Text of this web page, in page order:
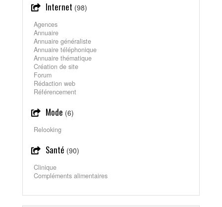
Internet (98)
Agences
Annuaire
Annuaire généraliste
Annuaire téléphonique
Annuaire thématique
Création de site
Forum
Rédaction web
Référencement
Mode (6)
Relooking
Santé (90)
Clinique
Compléments alimentaires